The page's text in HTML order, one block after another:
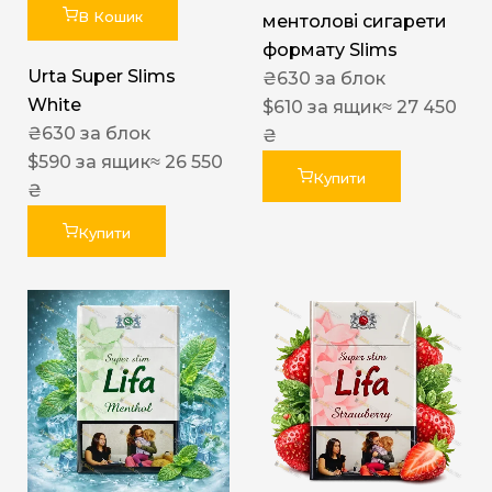
В Кошик
Urta Super Slims
White
₴630 за блок
$590 за ящик≈ 26 550
₴
Купити
ментолові сигарети
формату Slims
₴630 за блок
$610 за ящик≈ 27 450
₴
Купити